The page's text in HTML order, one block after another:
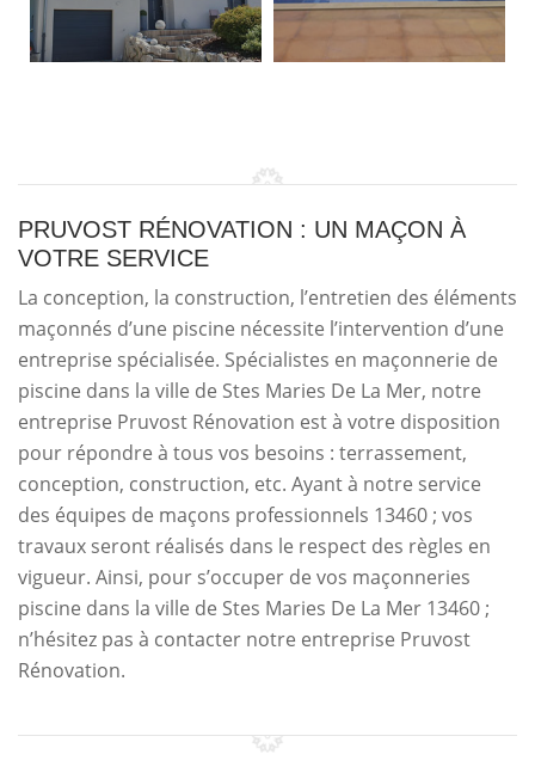
PRUVOST RÉNOVATION : UN MAÇON À
VOTRE SERVICE
La conception, la construction, l’entretien des éléments
maçonnés d’une piscine nécessite l’intervention d’une
entreprise spécialisée. Spécialistes en maçonnerie de
piscine dans la ville de Stes Maries De La Mer, notre
entreprise Pruvost Rénovation est à votre disposition
pour répondre à tous vos besoins : terrassement,
conception, construction, etc. Ayant à notre service
des équipes de maçons professionnels 13460 ; vos
travaux seront réalisés dans le respect des règles en
vigueur. Ainsi, pour s’occuper de vos maçonneries
piscine dans la ville de Stes Maries De La Mer 13460 ;
n’hésitez pas à contacter notre entreprise Pruvost
Rénovation.